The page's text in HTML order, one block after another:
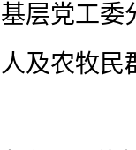
层党工委
及农牧民